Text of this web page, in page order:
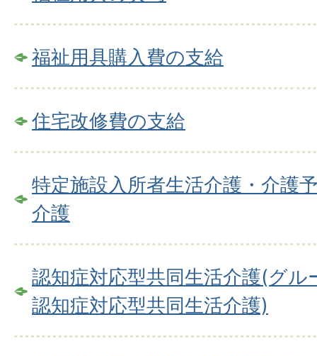
福祉用具購入費の支給
住宅改修費の支給
特定施設入所者生活介護・介護
介護
認知症対応型共同生活介護(グ
認知症対応型共同生活介護)